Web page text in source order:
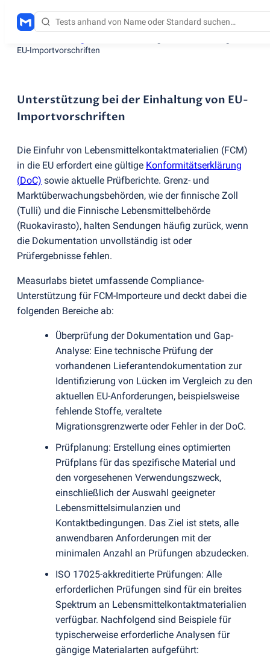
EU-Importvorschriften
Unterstützung bei der Einhaltung von EU-
Importvorschriften
Die Einfuhr von Lebensmittelkontaktmaterialien (FCM)
in die EU erfordert eine gültige Konformitätserklärung
(DoC) sowie aktuelle Prüfberichte. Grenz- und
Marktüberwachungsbehörden, wie der finnische Zoll
(Tulli) und die Finnische Lebensmittelbehörde
(Ruokavirasto), halten Sendungen häufig zurück, wenn
die Dokumentation unvollständig ist oder
Prüfergebnisse fehlen.
Measurlabs bietet umfassende Compliance-
Unterstützung für FCM-Importeure und deckt dabei die
folgenden Bereiche ab:
Überprüfung der Dokumentation und Gap-
Analyse: Eine technische Prüfung der
vorhandenen Lieferantendokumentation zur
Identifizierung von Lücken im Vergleich zu den
aktuellen EU-Anforderungen, beispielsweise
fehlende Stoffe, veraltete
Migrationsgrenzwerte oder Fehler in der DoC.
Prüfplanung: Erstellung eines optimierten
Prüfplans für das spezifische Material und
den vorgesehenen Verwendungszweck,
einschließlich der Auswahl geeigneter
Lebensmittelsimulanzien und
Kontaktbedingungen. Das Ziel ist stets, alle
anwendbaren Anforderungen mit der
minimalen Anzahl an Prüfungen abzudecken.
ISO 17025-akkreditierte Prüfungen: Alle
erforderlichen Prüfungen sind für ein breites
Spektrum an Lebensmittelkontaktmaterialien
verfügbar. Nachfolgend sind Beispiele für
typischerweise erforderliche Analysen für
gängige Materialarten aufgeführt: